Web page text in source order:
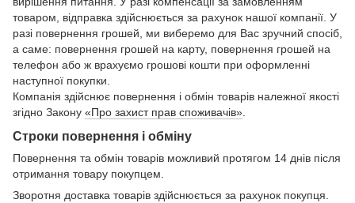
товаром, відправка здійснюється за рахунок нашої компанії. У
разі повернення грошей, ми виберемо для Вас зручний спосіб,
а саме: повернення грошей на карту, повернення грошей на
телефон або ж врахуємо грошові кошти при оформленні
наступної покупки.
Компанія здійснює повернення і обмін товарів належної якості
згідно Закону «Про захист прав споживачів»
Строки повернення і обміну
Повернення та обмін товарів можливий протягом 14 днів після
отримання товару покупцем.
Зворотня доставка товарів здійснюється за рахунок покупця.